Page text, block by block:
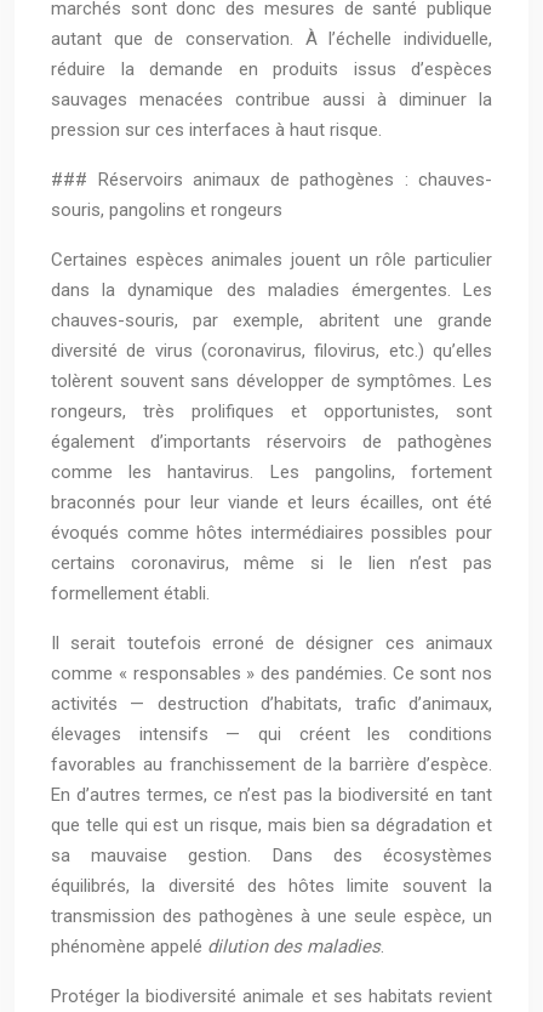
marchés sont donc des mesures de santé publique
autant que de conservation. À l’échelle individuelle,
réduire la demande en produits issus d’espèces
sauvages menacées contribue aussi à diminuer la
pression sur ces interfaces à haut risque.
### Réservoirs animaux de pathogènes : chauves-
souris, pangolins et rongeurs
Certaines espèces animales jouent un rôle particulier
dans la dynamique des maladies émergentes. Les
chauves-souris, par exemple, abritent une grande
diversité de virus (coronavirus, filovirus, etc.) qu’elles
tolèrent souvent sans développer de symptômes. Les
rongeurs, très prolifiques et opportunistes, sont
également d’importants réservoirs de pathogènes
comme les hantavirus. Les pangolins, fortement
braconnés pour leur viande et leurs écailles, ont été
évoqués comme hôtes intermédiaires possibles pour
certains coronavirus, même si le lien n’est pas
formellement établi.
Il serait toutefois erroné de désigner ces animaux
comme « responsables » des pandémies. Ce sont nos
activités — destruction d’habitats, trafic d’animaux,
élevages intensifs — qui créent les conditions
favorables au franchissement de la barrière d’espèce.
En d’autres termes, ce n’est pas la biodiversité en tant
que telle qui est un risque, mais bien sa dégradation et
sa mauvaise gestion. Dans des écosystèmes
équilibrés, la diversité des hôtes limite souvent la
transmission des pathogènes à une seule espèce, un
phénomène appelé dilution des maladies.
Protéger la biodiversité animale et ses habitats revient